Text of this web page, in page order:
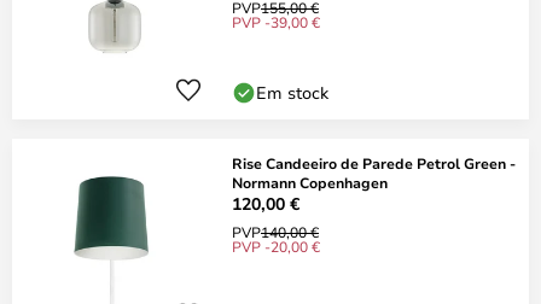
PVP155,00 €
PVP -39,00 €
Em stock
Rise Candeeiro de Parede Petrol Green -
Normann Copenhagen
120,00 €
PVP140,00 €
PVP -20,00 €